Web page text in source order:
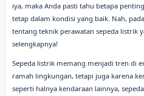
iya, maka Anda pasti tahu betapa
tetap dalam kondisi yang baik. Nah,
tentang teknik perawatan sepeda listrik
selengkapnya!
Sepeda listrik memang menjadi tren di
ramah lingkungan, tetapi juga karena
seperti halnya kendaraan lainnya,